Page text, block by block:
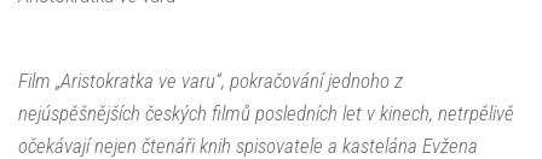
Film „Aristokratka ve varu“, pokračování jednoho z
nejúspěšnějších českých filmů posledních let v kinech, netrpělivě
očekávají nejen čtenáři knih spisovatele a kastelána Evžena